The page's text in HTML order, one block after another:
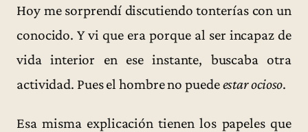
Hoy me sorprendí discutiendo tonterías con un
conocido. Y vi que era porque al ser incapaz de
vida interior en ese instante, buscaba otra
actividad. Pues el hombre no puedeestar ocioso.
Esa misma explicación tienen los papeles que